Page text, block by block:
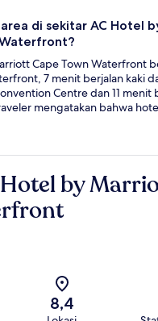
di sekitar AC Hotel
Cape Town Waterfront
7 menit berjalan kaki
Centre dan 11 menit
mengatakan bahwa
by
8,4